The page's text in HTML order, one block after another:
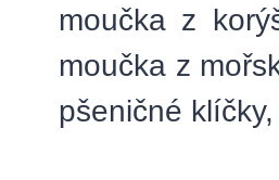
moučka z
moučka z
pšeničné